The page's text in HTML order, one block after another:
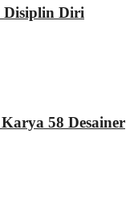
Disiplin Diri
58 Desainer